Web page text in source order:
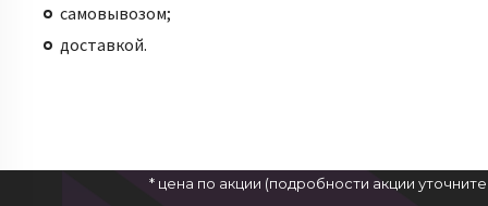
самовывозом;
доставкой.
* цена по акции (подробности акции